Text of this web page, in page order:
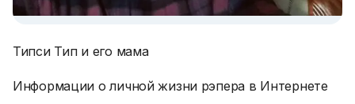
Типси Тип и его мама
Информации о личной жизни рэпера в Интернете